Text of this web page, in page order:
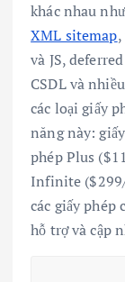
khác nhau
XML sitemap
và JS,
CSDL và
các loại giấy
năng này:
phép Plus
Infinite
các giấy phép
hỗ trợ và cập